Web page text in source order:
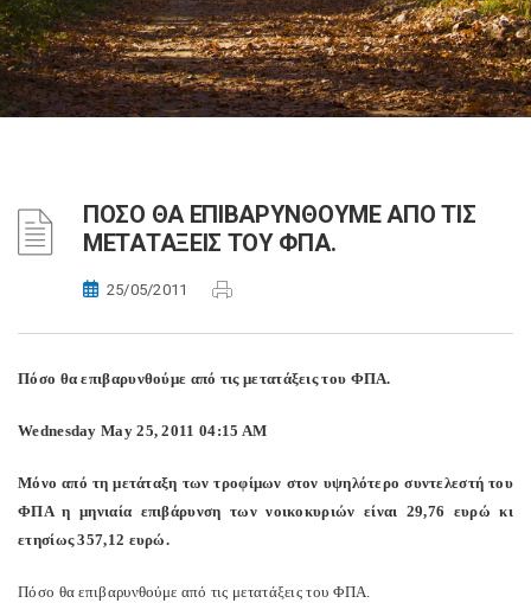
ΠΟΣΟ ΘΑ ΕΠΙΒΑΡΥΝΘΟΥΜΕ ΑΠΟ ΤΙΣ
ΜΕΤΑΤΑΞΕΙΣ ΤΟΥ ΦΠΑ.
25/05/2011
Πόσο θα επιβαρυνθούμε από τις μετατάξεις του ΦΠΑ.
Wednesday May 25, 2011 04:15 AM
Μόνο από τη μετάταξη των τροφίμων στον υψηλότερο συντελεστή του
ΦΠΑ η μηνιαία επιβάρυνση των νοικοκυριών είναι 29,76 ευρώ κι
ετησίως 357,12 ευρώ.
Πόσο θα επιβαρυνθούμε από τις μετατάξεις του ΦΠΑ.